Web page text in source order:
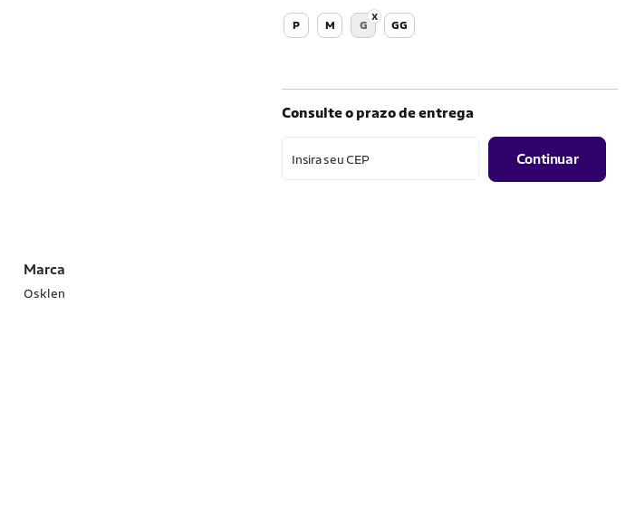
P M G GG
Consulte o prazo de entrega
Insira seu CEP Continuar
Marca
Osklen